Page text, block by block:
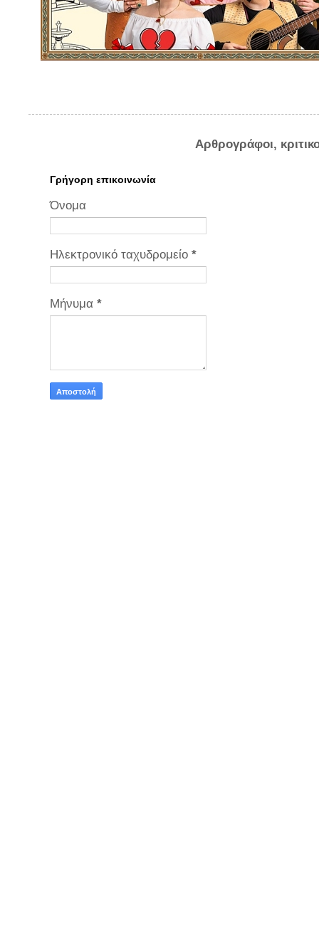
Αρθρογράφοι,
Γρήγορη επικοινωνία
Όνομα
Ηλεκτρονικό ταχυδρομείο *
Μήνυμα *